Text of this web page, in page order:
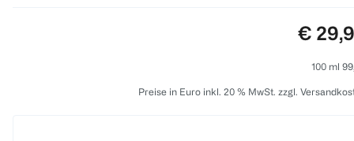
Preis:
€
100 ml
Preise in Euro inkl. 20 % MwSt. zzgl.